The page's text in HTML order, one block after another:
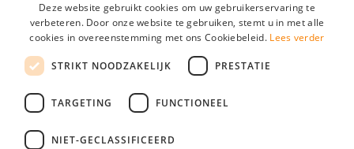
Contractvormen
Brochure aanvragen
Vacature aanmelden
Partners
Contact
Social
Deze website gebruikt cookies om uw gebruikerservaring te
verbeteren. Door onze website te gebruiken, stemt u in met alle
cookies in overeenstemming met ons Cookiebeleid. Lees verder
STRIKT NOODZAKELIJK PRESTATIE
TARGETING FUNCTIONEEL
NIET-GECLASSIFICEERD